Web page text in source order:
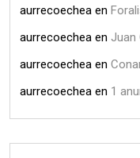
aurrecoechea en
aurrecoechea en Juan
aurrecoechea en
aurrecoechea en 1